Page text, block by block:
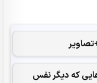
جاده‌هایی که دیگر نفس